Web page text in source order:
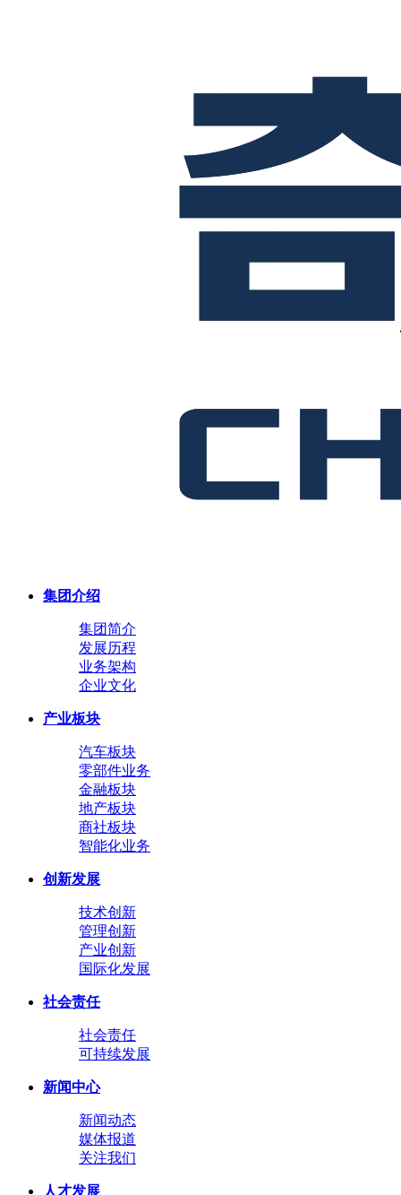
集团介绍
集团简介
发展历程
业务架构
企业文化
产业板块
汽车板块
零部件业务
金融板块
地产板块
商社板块
智能化业务
创新发展
技术创新
管理创新
产业创新
国际化发展
社会责任
社会责任
可持续发展
新闻中心
新闻动态
媒体报道
关注我们
人才发展